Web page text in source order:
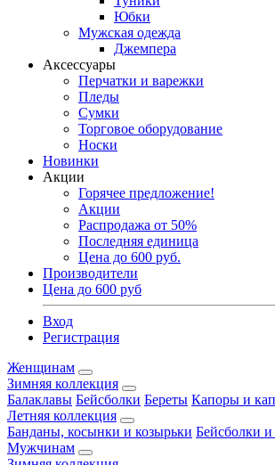
Юбки
Мужская одежда
Джемпера
Аксессуары
Перчатки и варежки
Пледы
Сумки
Торговое оборудование
Носки
Новинки
Акции
Горячее предложение!
Акции
Распродажа от 50%
Последняя единица
Цена до 600 руб.
Производители
Цена до 600 руб
Вход
Регистрация
Женщинам
Зимняя коллекция
Балаклавы Бейсболки Береты Капоры и
Летняя коллекция
Банданы, косынки и козырьки Бейсболки и
Мужчинам